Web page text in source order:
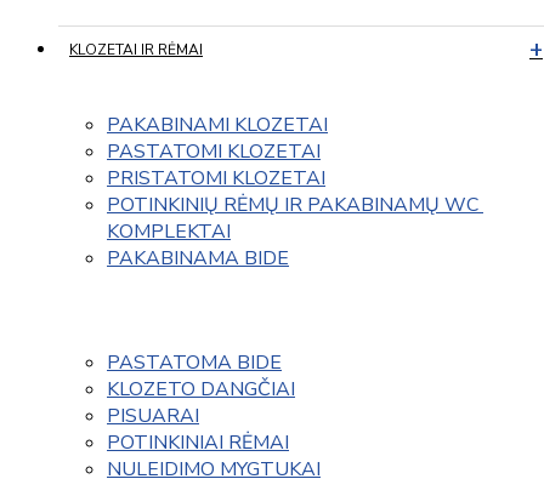
KLOZETAI IR RĖMAI
PAKABINAMI KLOZETAI
PASTATOMI KLOZETAI
PRISTATOMI KLOZETAI
POTINKINIŲ RĖMŲ IR PAKABINAMŲ WC
KOMPLEKTAI
PAKABINAMA BIDE
PASTATOMA BIDE
KLOZETO DANGČIAI
PISUARAI
POTINKINIAI RĖMAI
NULEIDIMO MYGTUKAI